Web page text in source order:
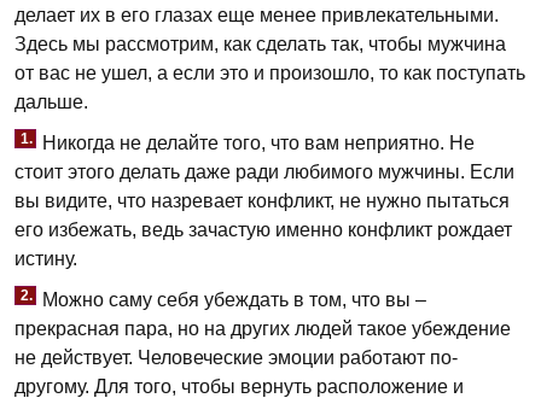
делает их в его глазах еще менее привлекательными.
Здесь мы рассмотрим, как сделать так, чтобы мужчина
от вас не ушел, а если это и произошло, то как поступать
дальше.
1.
Никогда не делайте того, что вам неприятно. Не
стоит этого делать даже ради любимого мужчины. Если
вы видите, что назревает конфликт, не нужно пытаться
его избежать, ведь зачастую именно конфликт рождает
истину.
2.
Можно саму себя убеждать в том, что вы –
прекрасная пара, но на других людей такое убеждение
не действует. Человеческие эмоции работают по-
другому. Для того, чтобы вернуть расположение и